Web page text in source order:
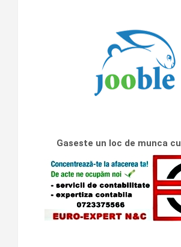
Gaseste un loc de munca cu